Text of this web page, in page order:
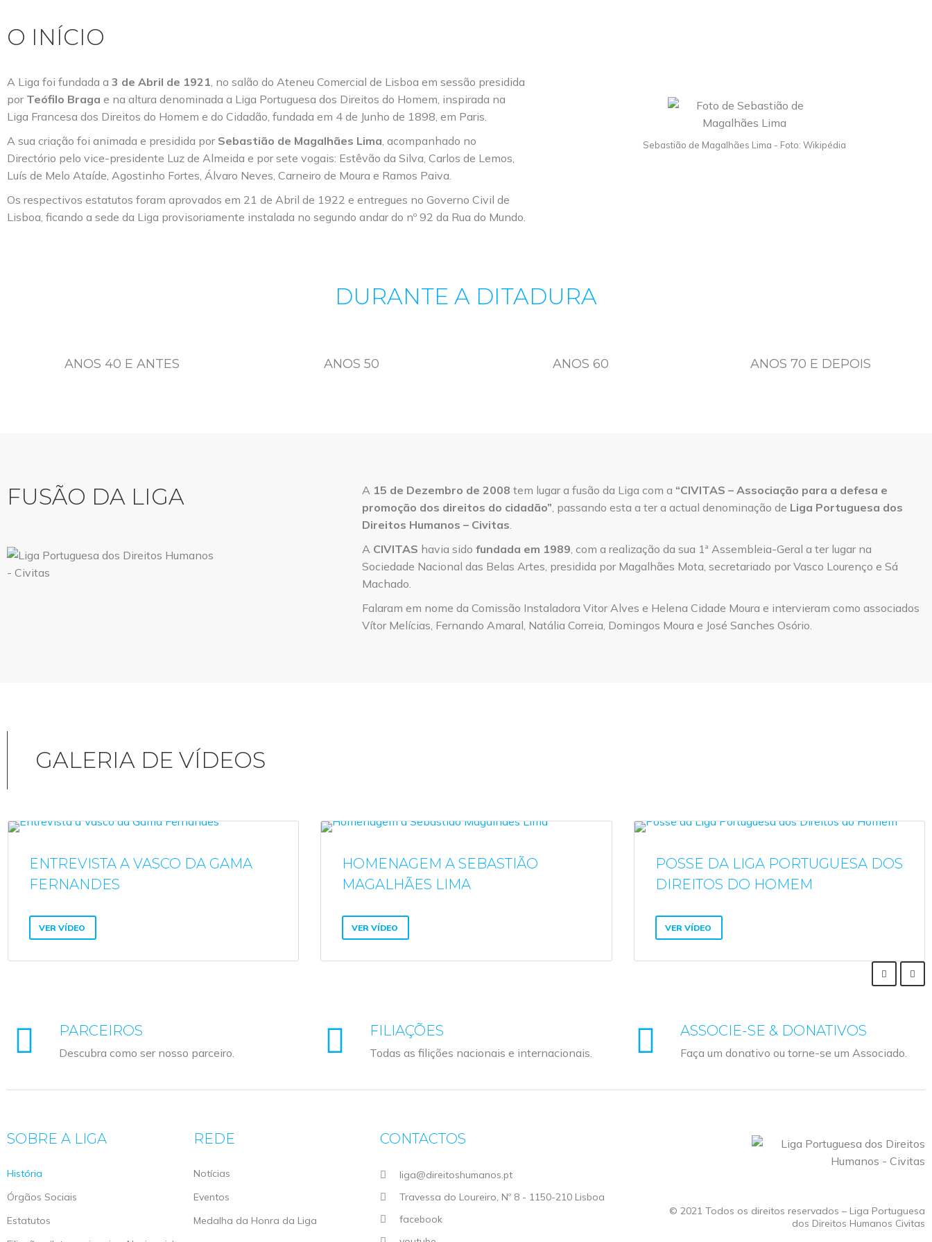
O INÍCIO
A Liga foi fundada a 3 de Abril de 1921, no salão do Ateneu Comercial de Lisboa em sessão presidida
por Teófilo Braga e na altura denominada a Liga Portuguesa dos Direitos do Homem, inspirada na
Liga Francesa dos Direitos do Homem e do Cidadão, fundada em 4 de Junho de 1898, em Paris.
A sua criação foi animada e presidida por Sebastião de Magalhães Lima, acompanhado no
Directório pelo vice-presidente Luz de Almeida e por sete vogais: Estêvão da Silva, Carlos de Lemos,
Luís de Melo Ataíde, Agostinho Fortes, Álvaro Neves, Carneiro de Moura e Ramos Paiva.
Os respectivos estatutos foram aprovados em 21 de Abril de 1922 e entregues no Governo Civil de
Lisboa, ficando a sede da Liga provisoriamente instalada no segundo andar do nº 92 da Rua do Mundo.
Sebastião de Magalhães Lima - Foto: Wikipédia
DURANTE A DITADURA
ANOS 40 E ANTES ANOS 50 ANOS 60 ANOS 70 E DEPOIS
FUSÃO DA LIGA A 15 de Dezembro de 2008 tem lugar a fusão da Liga com a “CIVITAS – Associação para a defesa e
promoção dos direitos do cidadão”, passando esta a ter a actual denominação de Liga Portuguesa dos
Direitos Humanos – Civitas.
A CIVITAS havia sidofundada em 1989, com a realização da sua 1ª Assembleia-Geral a ter lugar na
Sociedade Nacional das Belas Artes, presidida por Magalhães Mota, secretariado por Vasco Lourenço e Sá
Machado.
Falaram em nome da Comissão Instaladora Vitor Alves e Helena Cidade Moura e intervieram como associados
Vítor Melícias, Fernando Amaral, Natália Correia, Domingos Moura e José Sanches Osório.
GALERIA DE VÍDEOS
ENTREVISTA A VASCO DA GAMA
FERNANDES
VER VÍDEO
HOMENAGEM A SEBASTIÃO
MAGALHÃES LIMA
VER VÍDEO
POSSE DA LIGA PORTUGUESA DOS
DIREITOS DO HOMEM
VER VÍDEO
PARCEIROS
Descubra como ser nosso parceiro.
FILIAÇÕES
Todas as filições nacionais e internacionais.
ASSOCIE-SE & DONATIVOS
Faça um donativo ou torne-se um Associado.
SOBRE A LIGA
História
Órgãos Sociais
Estatutos
REDE
Notícias
Eventos
Medalha da Honra da Liga
CONTACTOS
liga@direitoshumanos.pt
Travessa do Loureiro, Nº 8 - 1150-210 Lisboa
facebook
© 2021 Todos os direitos reservados – Liga Portuguesa
dos Direitos Humanos Civitas